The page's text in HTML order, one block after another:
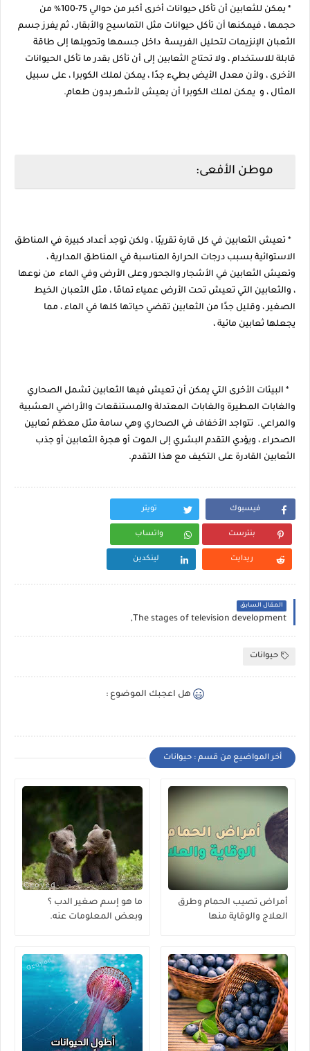
* يمكن للثعابين أن تأكل حيوانات أخرى أكبر من حوالي 75-100٪ من
حجمها ، فيمكنها أن تأكل حيوانات مثل التماسيح والأبقار ، ثم يفرز جسم
الثعبان الإنزيمات لتحليل الفريسة داخل جسمها وتحويلها إلى طاقة
قابلة للاستخدام ، ولا تحتاج الثعابين إلى أن تأكل بقدر ما تأكل الحيوانات
الأخرى ، ولأن معدل الأيض بطيء جدًا ، يمكن لملك الكوبرا ، على سبيل
المثال ، و يمكن لملك الكوبرا أن يعيش لأشهر بدون طعام.
موطن الأفعى:
* تعيش الثعابين في كل قارة تقريبًا ، ولكن توجد أعداد كبيرة في المناطق
الاستوائية بسبب درجات الحرارة المناسبة في المناطق المدارية ،
وتعيش الثعابين في الأشجار والجحور وعلى الأرض وفي الماء من نوعها
، والثعابين التي تعيش تحت الأرض عمياء تمامًا ، مثل الثعبان الخيط
الصغير ، وقليل جدًا من الثعابين تقضي حياتها كلها في الماء ، مما
يجعلها ثعابين مائية ،
* البيئات الأخرى التي يمكن أن تعيش فيها الثعابين تشمل الصحاري
والغابات المطيرة والغابات المعتدلة والمستنقعات والأراضي العشبية
والمراعي. تتواجد الأخفاف في الصحاري وهي سامة مثل معظم ثعابين
الصحراء ، ويؤدي التقدم البشري إلى الموت أو هجرة الثعابين أو جذب
الثعابين القادرة على التكيف مع هذا التقدم.
فيسبوك تويتر
بنترست واتساب
ريدايت لينكدين
المقال السابق
The stages of television development,
حيوانات
هل اعجبك الموضوع :
أخر المواضيع من قسم : حيوانات
أمراض تصيب الحمام وطرق
العلاج والوقاية منها
ما هو إسم صغير الدب ؟
وبعض المعلومات عنه.